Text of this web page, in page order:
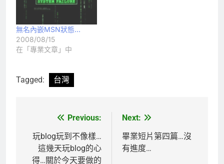
無名內嵌MSN狀態…
2008/08/15
在「專業文章」中
Tagged: 台灣
章
導
Previous:
玩blog玩到不像樣…
這幾天玩blog的心
得…關於今天要做的
Next:
畢業短片第四篇…沒
有進度…